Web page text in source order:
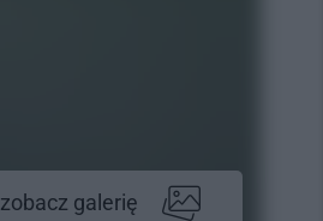
zobacz galerię